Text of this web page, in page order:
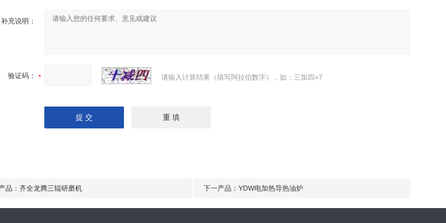
补充说明：
验证码： 请输入计算结果（填写阿拉伯数字），如：三加四=7
品： 齐全龙腾三辊研磨机 下一产品： YDW电加热导热油炉